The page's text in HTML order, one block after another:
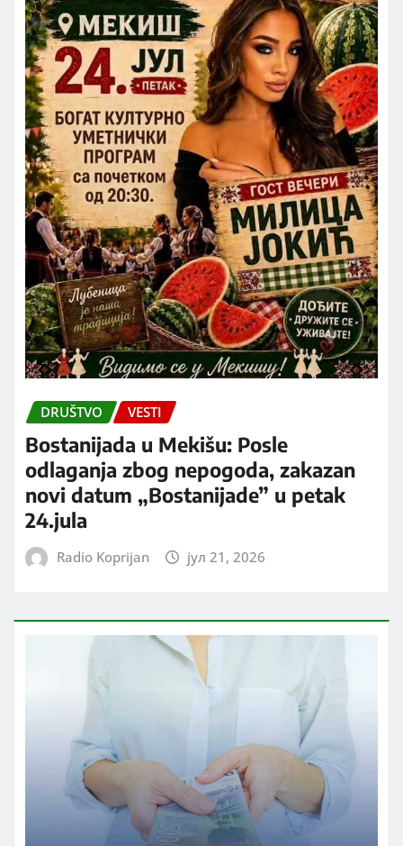
DRUŠTVO VESTI
Bostanijada u Mekišu: Posle
odlaganja zbog nepogoda, zakazan
novi datum „Bostanijade” u petak
24.jula
Radio Koprijan јул 21, 2026